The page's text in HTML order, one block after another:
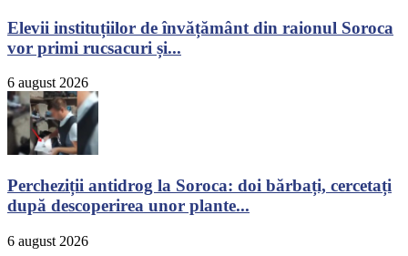
Elevii instituțiilor de învățământ din raionul Soroca
vor primi rucsacuri și...
6 august 2026
Percheziții antidrog la Soroca: doi bărbați, cercetați
după descoperirea unor plante...
6 august 2026